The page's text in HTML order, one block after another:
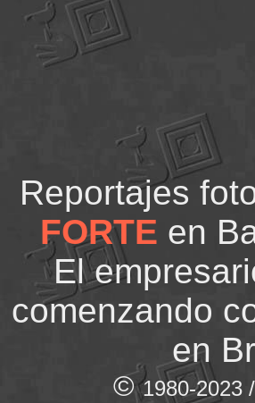
Reportajes
FORTE en
El
comenzando
en
©1980-2023